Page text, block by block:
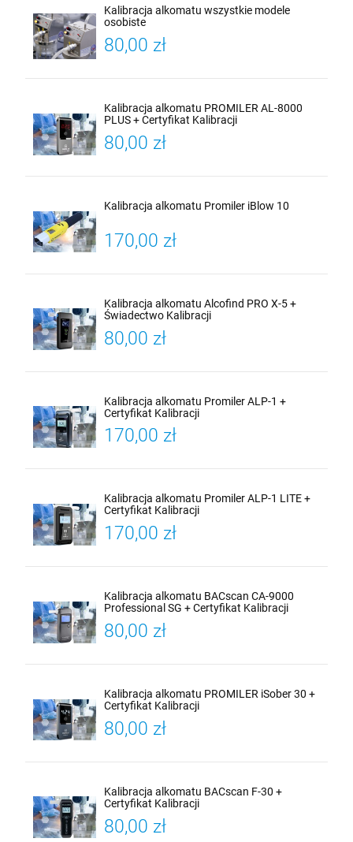
Kalibracja alkomatu wszystkie modele
osobiste
80,00 zł
Kalibracja alkomatu PROMILER AL-8000
PLUS + Certyfikat Kalibracji
80,00 zł
Kalibracja alkomatu Promiler iBlow 10
170,00 zł
Kalibracja alkomatu Alcofind PRO X-5 +
Świadectwo Kalibracji
80,00 zł
Kalibracja alkomatu Promiler ALP-1 +
Certyfikat Kalibracji
170,00 zł
Kalibracja alkomatu Promiler ALP-1 LITE +
Certyfikat Kalibracji
170,00 zł
Kalibracja alkomatu BACscan CA-9000
Professional SG + Certyfikat Kalibracji
80,00 zł
Kalibracja alkomatu PROMILER iSober 30 +
Certyfikat Kalibracji
80,00 zł
Kalibracja alkomatu BACscan F-30 +
Certyfikat Kalibracji
80,00 zł